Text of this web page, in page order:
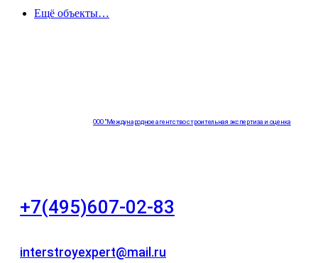
Ещё объекты…
ООО "Международное агентство строительная экспертиза и оценка
+7(495)607-02-83
interstroyexpert@mail.ru